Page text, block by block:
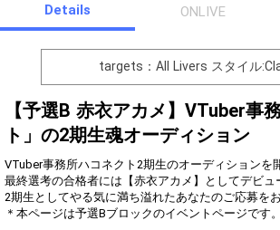
Gifting
Throw gifts to the stage and join
the live performance.
First, try throwing free Stars
Show Gold to purchase gifts
(available from 1 JPY)! When you
continue to send gifts to the
popularity ranking and your
ranking go up.
To cheer on performers, you can
send them gifts.
To send performers paid items,
You can
refrain from
that may
Details ONLIVE
targets：All Livers スタイル
【予選B 赤衣アカメ】VTuber事
ト」の2期生魂オーディション
VTuber事務所ハコネクト2期生のオーディションを
最終選考の合格者には【赤衣アカメ】としてデビュ
2期生としてやる気に満ち溢れたあなたのご応募を
＊本ページは予選Bブロックのイベントページです。